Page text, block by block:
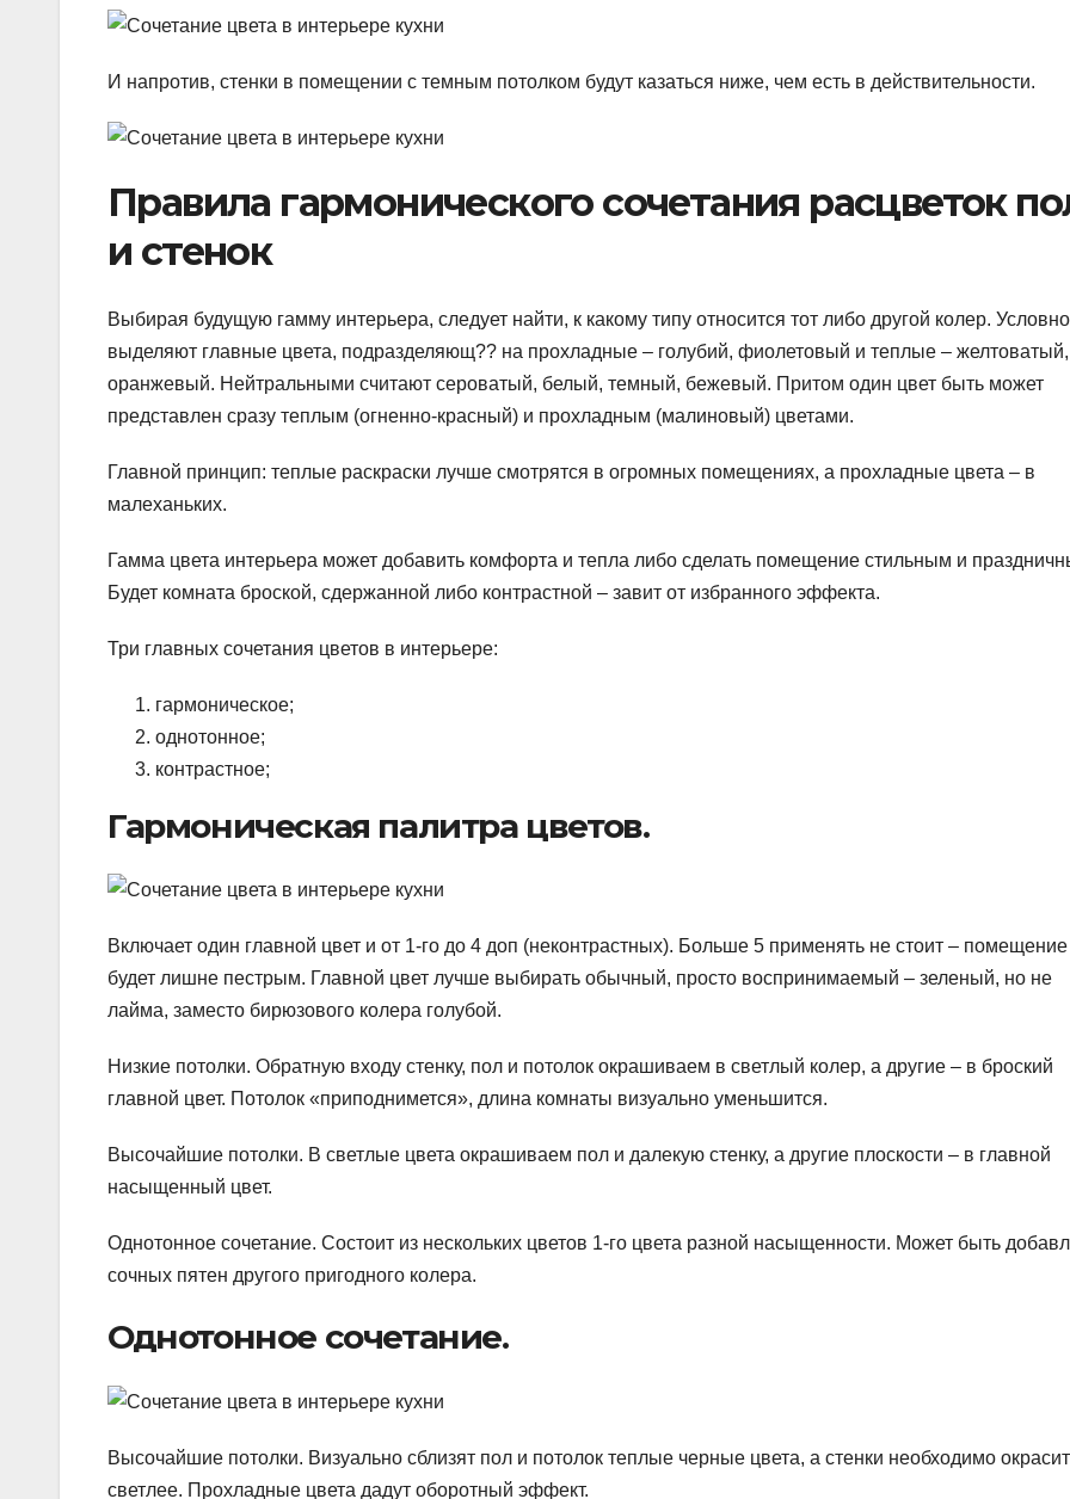
И напротив, стенки в помещении с темным потолком будут казаться ниже, чем есть в действительности.
Правила гармонического сочетания расцветок
и стенок
Выбирая будущую гамму интерьера, следует найти, к какому типу относится тот либо другой колер. Условно
выделяют главные цвета, подразделяющ?? на прохладные – голубий, фиолетовый и теплые – желтоватый,
оранжевый. Нейтральными считают сероватый, белый, темный, бежевый. Притом один цвет быть может
представлен сразу теплым (огненно-красный) и прохладным (малиновый) цветами.
Главной принцип: теплые раскраски лучше смотрятся в огромных помещениях, а прохладные цвета – в
малеханьких.
Гамма цвета интерьера может добавить комфорта и тепла либо сделать помещение стильным и
Будет комната броской, сдержанной либо контрастной – завит от избранного эффекта.
Три главных сочетания цветов в интерьере:
гармоническое;
однотонное;
контрастное;
Гармоническая палитра цветов.
Включает один главной цвет и от 1-го до 4 доп (неконтрастных). Больше 5 применять не стоит – помещение
будет лишне пестрым. Главной цвет лучше выбирать обычный, просто воспринимаемый – зеленый, но не
лайма, заместо бирюзового колера голубой.
Низкие потолки. Обратную входу стенку, пол и потолок окрашиваем в светлый колер, а другие – в броский
главной цвет. Потолок «приподнимется», длина комнаты визуально уменьшится.
Высочайшие потолки. В светлые цвета окрашиваем пол и далекую стенку, а другие плоскости – в главной
насыщенный цвет.
Однотонное сочетание. Состоит из нескольких цветов 1-го цвета разной насыщенности. Может быть
сочных пятен другого пригодного колера.
Однотонное сочетание.
Высочайшие потолки. Визуально сблизят пол и потолок теплые черные цвета, а стенки необходимо
светлее. Прохладные цвета дадут оборотный эффект.